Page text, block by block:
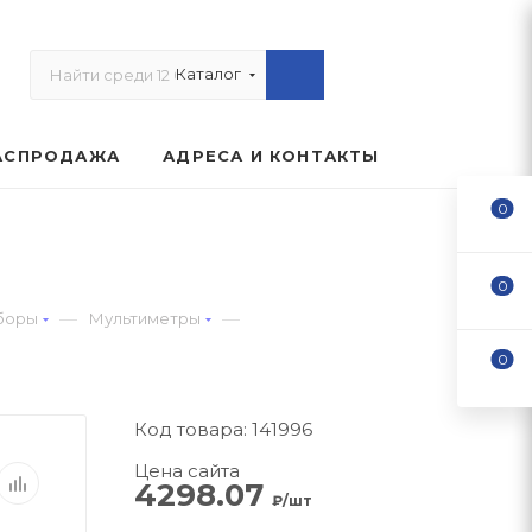
Каталог
АДРЕСА И КОНТАКТЫ
— Мультиметры —
Код товара: 141996
Цена сайта
4298.07 ₽/шт
0
0
0